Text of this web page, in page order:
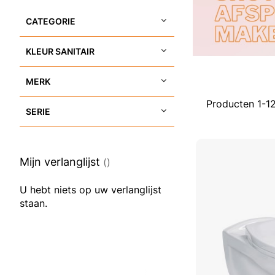
CATEGORIE
KLEUR SANITAIR
MERK
SERIE
Producten 1-12
Mijn verlanglijst
U hebt niets op uw verlanglijst
staan.